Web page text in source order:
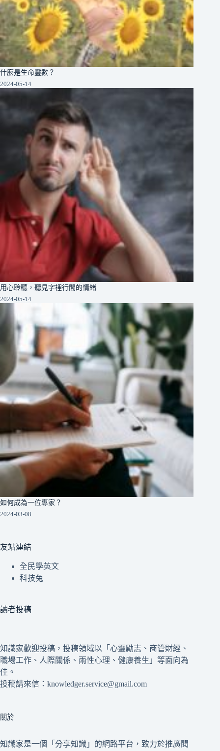
什麼是生命靈數？
2024-05-14
用心聆聽，聽見字裡行間的情緒
2024-05-14
如何成為一位專家？
2024-03-08
友站連結
全民學英文
科技兔
讀者投稿
知識家歡迎投稿，投稿領域以「心靈勵志、商管財經、
職場工作、人際關係、兩性心理、健康養生」等面向為
佳。
投稿請來信：knowledger.service@gmail.com
關於
知識家是一個「分享知識」的網路平台，致力於推廣閱